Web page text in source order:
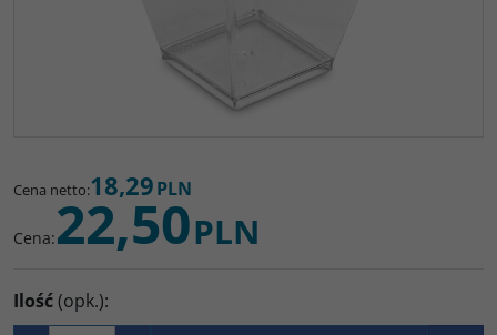
Cena netto:18,29PLN
Cena:22,50PLN
Ilość(opk.):